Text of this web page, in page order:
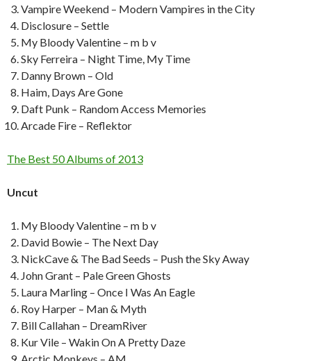
Vampire Weekend – Modern Vampires in the City
Disclosure – Settle
My Bloody Valentine – m b v
Sky Ferreira – Night Time, My Time
Danny Brown – Old
Haim, Days Are Gone
Daft Punk – Random Access Memories
Arcade Fire – Reflektor
The Best 50 Albums of 2013
Uncut
My Bloody Valentine – m b v
David Bowie – The Next Day
NickCave & The Bad Seeds – Push the Sky Away
John Grant – Pale Green Ghosts
Laura Marling – Once I Was An Eagle
Roy Harper – Man & Myth
Bill Callahan – DreamRiver
Kur Vile – Wakin On A Pretty Daze